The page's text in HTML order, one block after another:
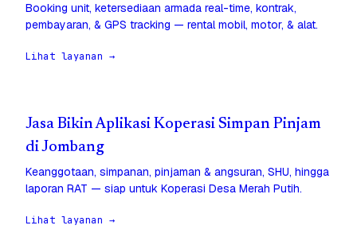
Booking unit, ketersediaan armada real-time, kontrak,
pembayaran, & GPS tracking — rental mobil, motor, & alat.
Lihat layanan →
Jasa Bikin Aplikasi Koperasi Simpan Pinjam
di Jombang
Keanggotaan, simpanan, pinjaman & angsuran, SHU, hingga
laporan RAT — siap untuk Koperasi Desa Merah Putih.
Lihat layanan →